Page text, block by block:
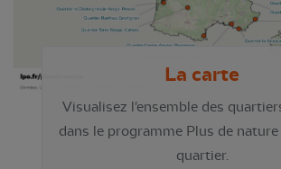
La carte
Visualisez l'ensemble des
dans le programme Plus de
quartier.